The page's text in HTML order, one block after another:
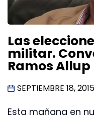
Las
militar.
Ramos Allup
SEPTIEMBRE 18, 2015
Esta mañana en